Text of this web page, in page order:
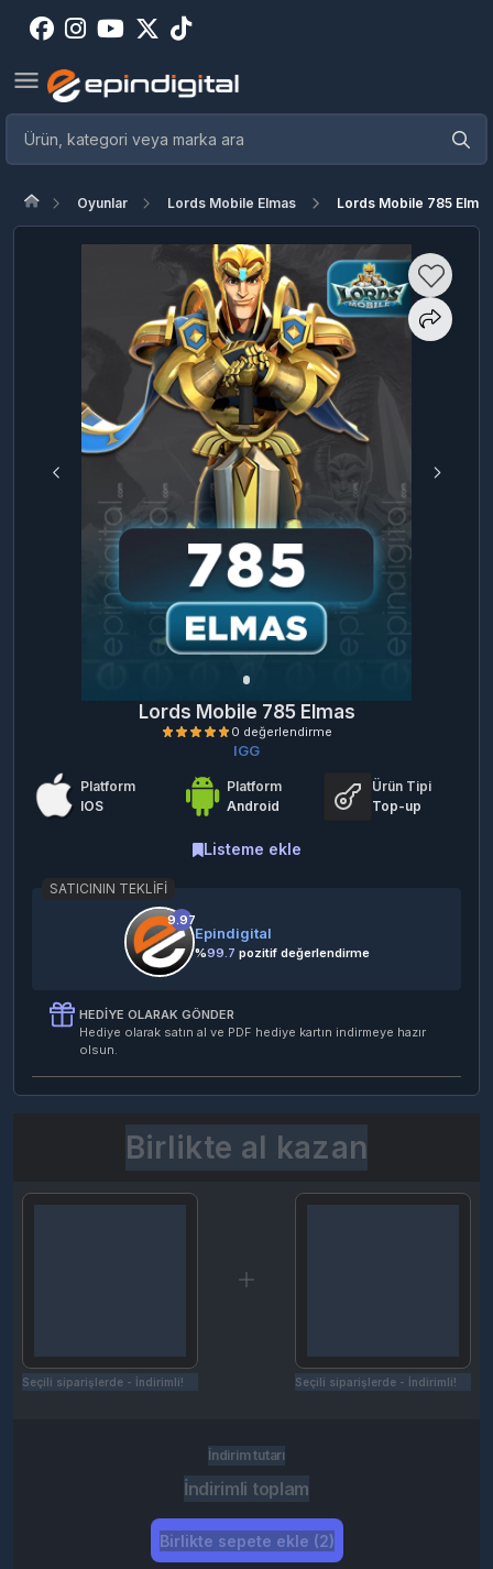
Oyunlar Lords Mobile Elmas Lords Mobile 785 Elmas
Lords Mobile 785 Elmas
IGG
Platform
IOS
Platform
Android
Ürün Tipi
Top-up
Listeme ekle
SATICININ TEKLIFI
9.97
Epindigital
%99.7 pozitif değerlendirme
HEDIYE OLARAK GÖNDER
Hediye olarak satın al ve PDF hediye kartın indirmeye hazır
olsun.
Birlikte al kazan
Seçili siparişlerde - İndirimli! Seçili siparişlerde - İndirimli!
İndirim tutarı
İndirimli toplam
Birlikte sepete ekle (2)